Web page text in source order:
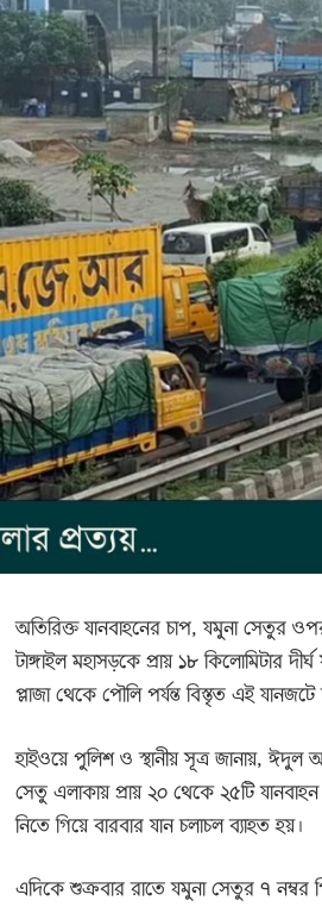
অতিরিক্ত যানবাহনের চাপ, যমুনা সেতুর
টাঙ্গাইল মহাসড়কে প্রায় ১৮ কিলোমিটার
প্লাজা থেকে পৌলি পর্যন্ত বিস্তৃত এই যানজটে
হাইওয়ে পুলিশ ও স্থানীয় সূত্র জানায়, ঈদুল
সেতু এলাকায় প্রায় ২০ থেকে ২৫টি
নিতে গিয়ে বারবার যান চলাচল ব্যাহত হয়।
এদিকে শুক্রবার রাতে যমুনা সেতুর ৭ নম্বর